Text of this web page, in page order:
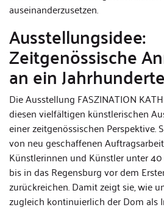
auseinanderzusetzen.
Ausstellungsidee:
Zeitgenössische
an ein
Die Ausstellung FASZINATION
diesen vielfältigen künstlerischen
einer zeitgenössischen Perspektive.
von neu geschaffenen
Künstlerinnen und Künstler unter
bis in das Regensburg vor dem
zurückreichen. Damit zeigt sie, wie
zugleich kontinuierlich der Dom als